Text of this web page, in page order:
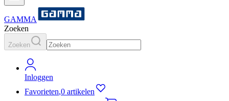
GAMMA
Zoeken
Zoeken
Inloggen
Favorieten,0 artikelen